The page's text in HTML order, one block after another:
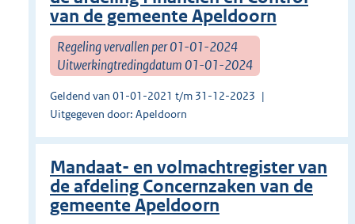
van de gemeente Apeldoorn
Regeling vervallen per 01-01-2024
Uitwerkingtredingdatum 01-01-2024
Geldend van 01-01-2021 t/m 31-12-2023
Uitgegeven door: Apeldoorn
Mandaat- en volmachtregister van
de afdeling Concernzaken van de
gemeente Apeldoorn